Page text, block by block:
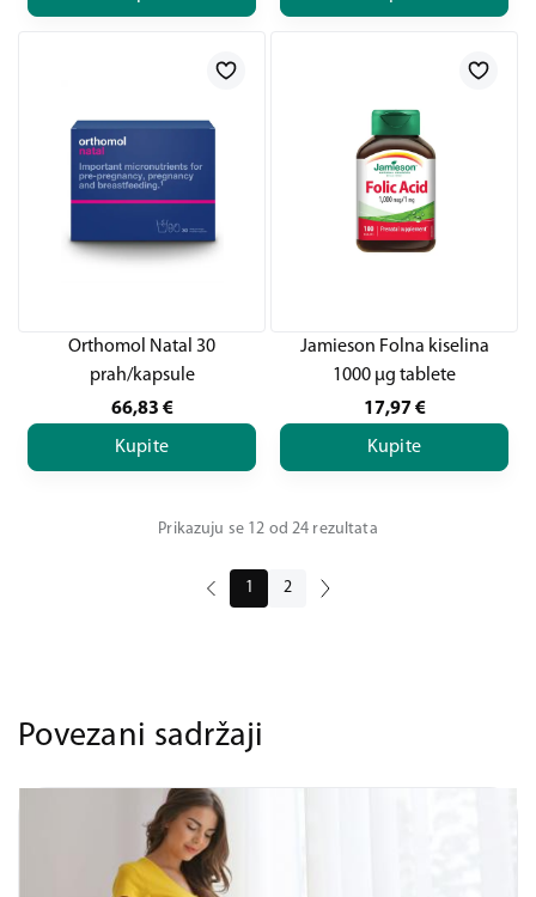
Orthomol Natal 30
prah/kapsule
66,83 €
Kupite
Jamieson Folna kiselina
1000 μg tablete
17,97 €
Kupite
Prikazuju se 12 od 24 rezultata
1 2
Povezani sadržaji